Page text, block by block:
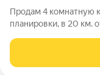
Продам 4 комнатную
планировки, в 20 км.
оборудован детской
зоной отдыха для